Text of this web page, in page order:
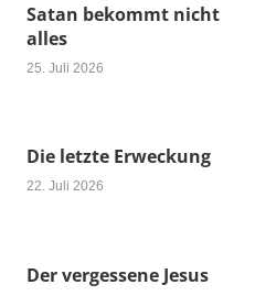
Satan bekommt nicht
alles
25. Juli 2026
Die letzte Erweckung
22. Juli 2026
Der vergessene Jesus